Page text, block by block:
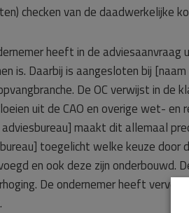
checken van de daadwerkelijke
heeft in de
is. Daarbij is aangesloten bij
De OC verwijst in de
uit de CAO en overige wet- en
maakt dit allemaal
toegelicht welke keuze door
en ook deze zijn onderbouwd.
De ondernemer heeft